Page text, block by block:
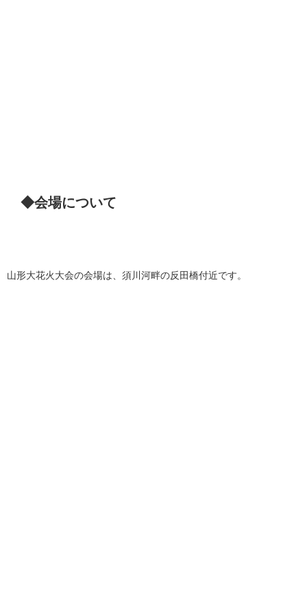
◆会場について
山形大花火大会の会場は、須川河畔の反田橋付近です。